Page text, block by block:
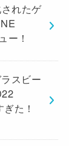
れたゲ
ー！
スビー
た！